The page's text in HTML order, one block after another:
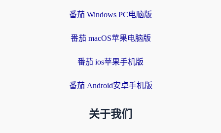
番茄 Windows PC电脑版
番茄 macOS苹果电脑版
番茄 ios苹果手机版
番茄 Android安卓手机版
关于我们